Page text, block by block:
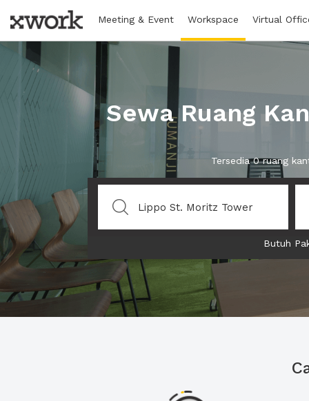
Meeting & Event Workspace Virtual
Sewa Ruang
Tersedia 0 ruang
Butuh